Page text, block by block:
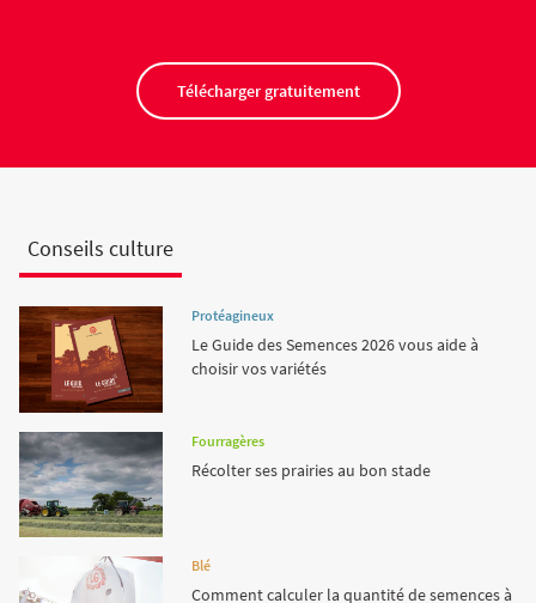
Télécharger gratuitement
Conseils culture
Protéagineux
Le Guide des Semences 2026 vous aide à
choisir vos variétés
Fourragères
Récolter ses prairies au bon stade
Blé
Comment calculer la quantité de semences à